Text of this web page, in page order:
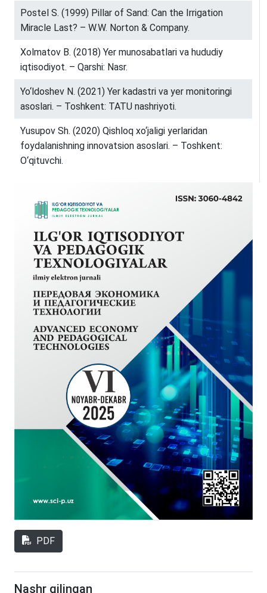
Postel S. (1999) Pillar of Sand: Can the Irrigation
Miracle Last? – W.W. Norton & Company.
Xolmatov B. (2018) Yer munosabatlari va hududiy
iqtisodiyot. – Qarshi: Nasr.
Yo‘ldoshev N. (2021) Yer kadastri va yer monitoringi
asoslari. – Toshkent: TATU nashriyoti.
Yusupov Sh. (2020) Qishloq xo‘jaligi yerlaridan
foydalanishning innovatsion asoslari. – Toshkent:
O‘qituvchi.
PDF
Nashr qilingan